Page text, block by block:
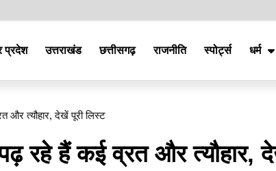
प्रदेश उत्तराखंड छत्तीसगढ़ राजनीति स्पोर्ट्स धर्म
त्यौहार, देखें पूरी लिस्ट
रहे हैं कई व्रत और त्यौहार,